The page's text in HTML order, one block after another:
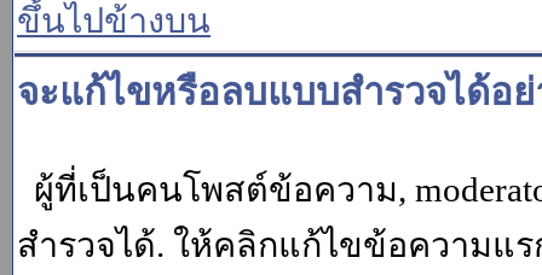
ขึ้นไปข้างบน
จะแก้ไขหรือลบแบบสำรวจได้อย่
ผู้ที่เป็นคนโพสต์ข้อความ,
สำรวจได้. ให้คลิกแก้ไขข้อความแ